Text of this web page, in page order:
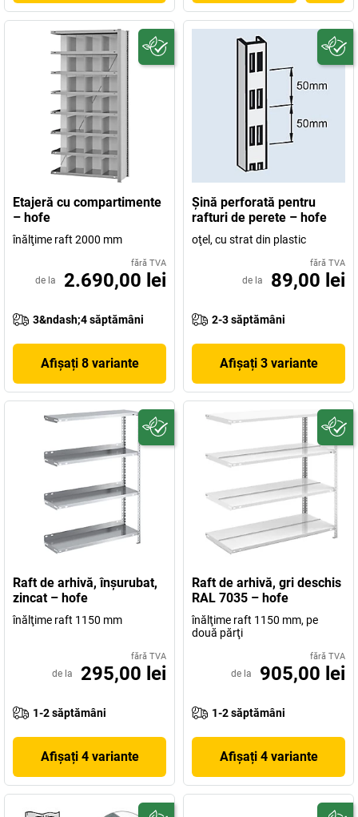
Etajeră cu compartimente
– hofe
înălţime raft 2000 mm
fără TVA
de la 2.690,00 lei
3&ndash;4 săptămâni
Afișați 8 variante
Şină perforată pentru
rafturi de perete – hofe
oţel, cu strat din plastic
fără TVA
de la 89,00 lei
2-3 săptămâni
Afișați 3 variante
Raft de arhivă, înşurubat,
zincat – hofe
înălţime raft 1150 mm
fără TVA
de la 295,00 lei
1-2 săptămâni
Afișați 4 variante
Raft de arhivă, gri deschis
RAL 7035 – hofe
înălţime raft 1150 mm, pe
două părţi
fără TVA
de la 905,00 lei
1-2 săptămâni
Afișați 4 variante